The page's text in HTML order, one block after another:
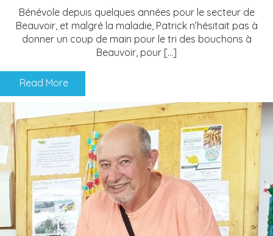
Bénévole depuis quelques années pour le secteur de
Beauvoir, et malgré la maladie, Patrick n’hésitait pas à
donner un coup de main pour le tri des bouchons à
Beauvoir, pour […]
Read More